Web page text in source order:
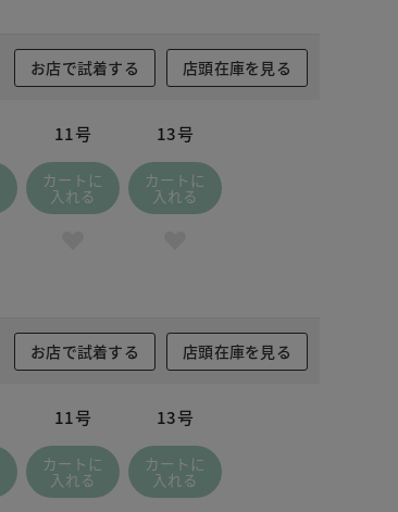
お店で試着する 店頭在庫を見る
11号
カートに
入れる
13号
カートに
入れる
お店で試着する 店頭在庫を見る
11号
カートに
入れる
13号
カートに
入れる